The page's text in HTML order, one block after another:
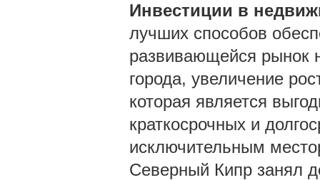
Инвестиции в
лучших способов
развивающейся рынок
города, увеличение
которая является
краткосрочных и
исключительным
Северный Кипр занял